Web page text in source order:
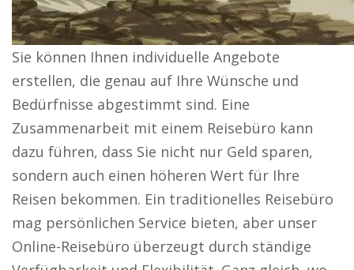
Sie können Ihnen individuelle Angebote
erstellen, die genau auf Ihre Wünsche und
Bedürfnisse abgestimmt sind. Eine
Zusammenarbeit mit einem Reisebüro kann
dazu führen, dass Sie nicht nur Geld sparen,
sondern auch einen höheren Wert für Ihre
Reisen bekommen. Ein traditionelles Reisebüro
mag persönlichen Service bieten, aber unser
Online-Reisebüro überzeugt durch ständige